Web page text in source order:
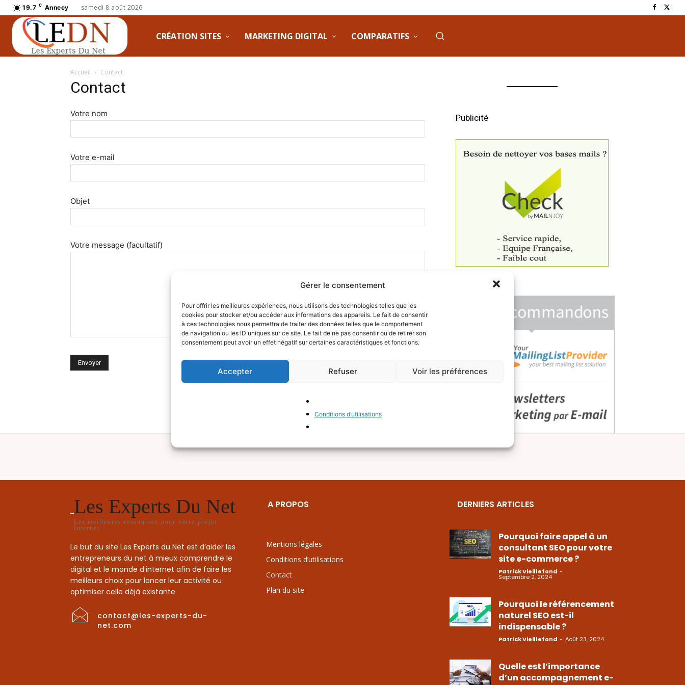
Gérer le consentement
Pour offrir les meilleures expériences, nous utilisons des technologies telles que les
cookies pour stocker et/ou accéder aux informations des appareils. Le fait de consentir
à ces technologies nous permettra de traiter des données telles que le comportement
de navigation ou les ID uniques sur ce site. Le fait de ne pas consentir ou de retirer son
consentement peut avoir un effet négatif sur certaines caractéristiques et fonctions.
Accepter Refuser Voir les préférences
Conditions d’utilisations
19.7 C Annecy samedi 8 août 2026
CRÉATION SITES MARKETING DIGITAL COMPARATIFS
Accueil Contact
Contact
Votre nom
Votre e-mail
Objet
Votre message (facultatif)
Publicité
Les Experts Du Net
Les meilleures ressources pour votre projet
Internet
Le but du site Les Experts du Net est d’aider les
entrepreneurs du net à mieux comprendre le
digital et le monde d’internet afin de faire les
meilleurs choix pour lancer leur activité ou
optimiser celle déjà existante.
contact@les-experts-du-
net.com
A PROPOS
Mentions légales
Conditions d’utilisations
Contact
Plan du site
DERNIERS ARTICLES
Pourquoi faire appel à un
consultant SEO pour votre
site e-commerce ?
Patrick Vieillefond -
Septembre 2, 2024
Pourquoi le référencement
naturel SEO est-il
indispensable ?
Patrick Vieillefond - Août 23, 2024
Quelle est l’importance
d’un accompagnement e-